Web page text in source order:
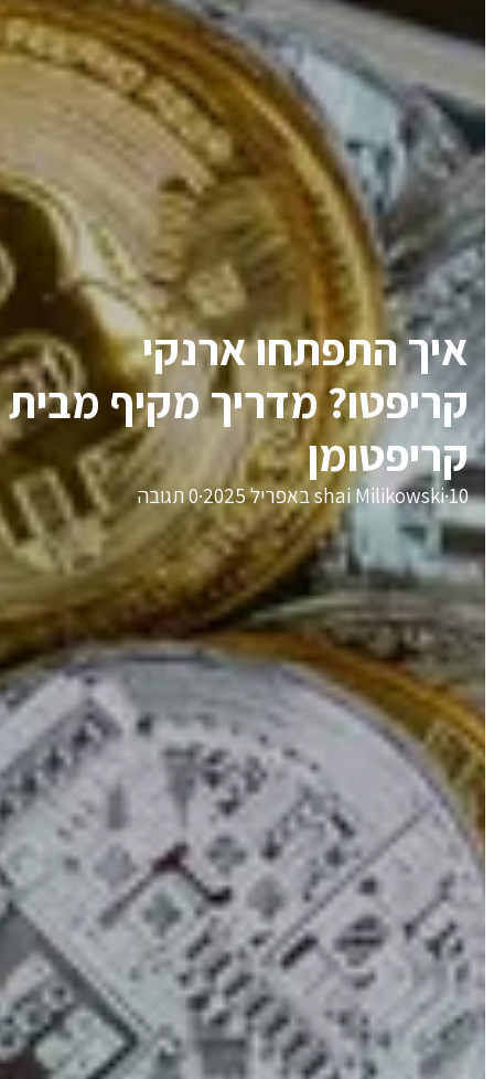
איך התפתחו ארנקי
קריפטו? מדריך מקיף מבית
קריפטומן
shai Milikowski·10 באפריל 2025 ·0 תגובה